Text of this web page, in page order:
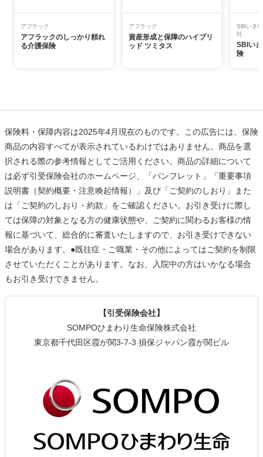
アフラック
アフラックのしっかり頼れ
る介護保険
アフラック
資産形成と保障のハイブリ
ッド ツミタス
SBIいき
社
SBIい
険
保険料・保障内容は2025年4月現在のものです。この広告には、保険
商品の内容すべてが表示されているわけではありません。商品を選
択される際の参考情報としてご活用ください。商品の詳細について
は必ず引受保険会社のホームページ、「パンフレット」「重要事項
説明書（契約概要・注意喚起情報）」及び「ご契約のしおり」また
は「ご契約のしおり・約款」をご確認ください。お引き受けに際し
ては保障の対象となる方の健康状態や、ご契約に関わるお客様の情
報に基づいて、総合的に審査いたしますので、お引き受けできない
場合があります。●既往症・ご職業・その他によってはご契約を制限
させていただくことがあります。なお、入院中の方はいかなる場合
もお引き受けできません。
【引受保険会社】
SOMPOひまわり生命保険株式会社
東京都千代田区霞が関3‐7‐3 損保ジャパン霞が関ビル